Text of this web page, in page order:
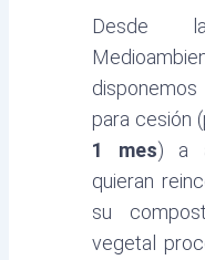
Desde
para cesión
1 mes) a
quieran
su
vegetal